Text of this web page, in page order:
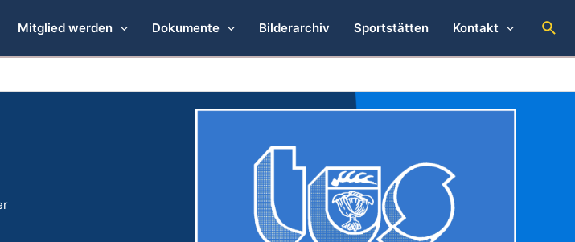
Mitglied werden Dokumente Bilderarchiv Sportstätten Kontakt